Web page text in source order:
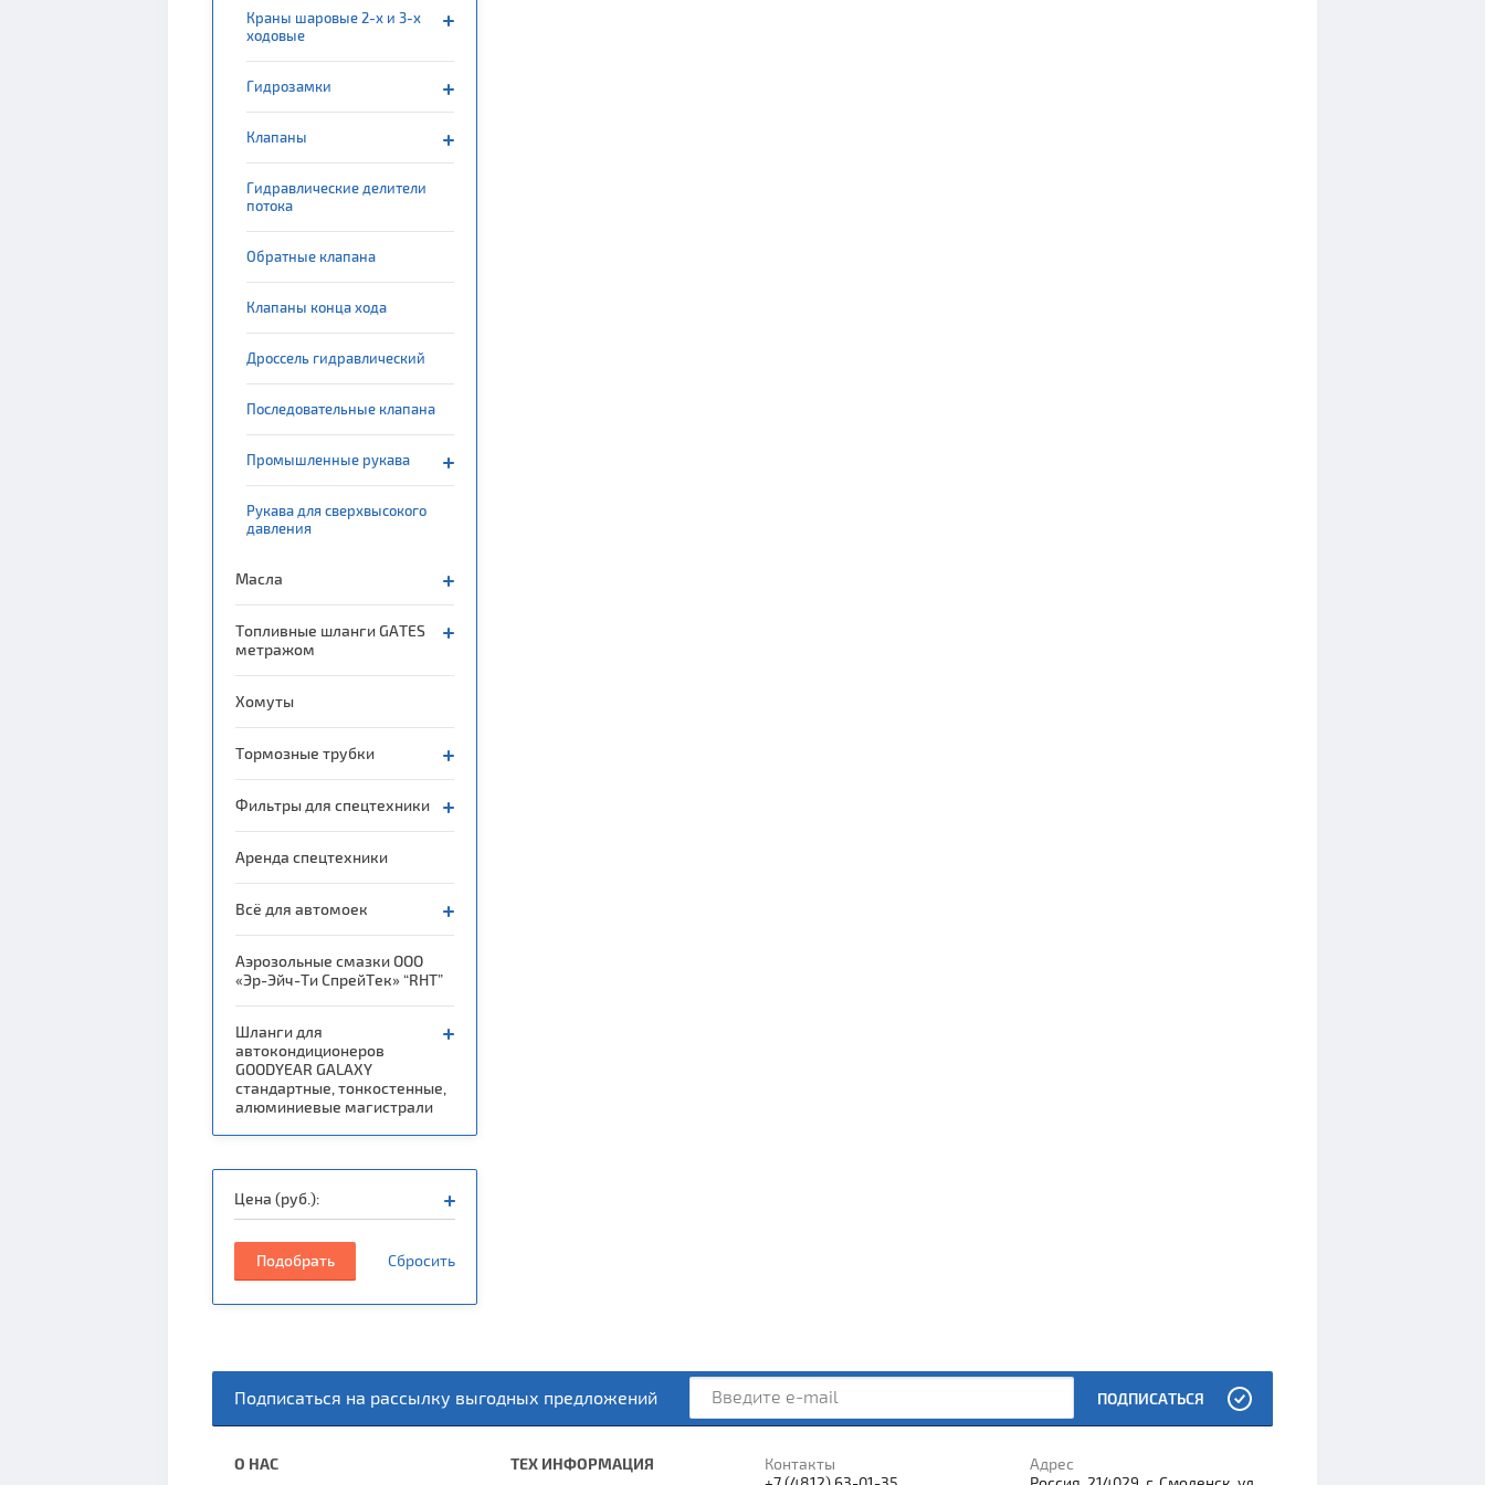
Краны шаровые 2-х и 3-х
ходовые
Гидрозамки
Клапаны
Гидравлические делители
потока
Обратные клапана
Клапаны конца хода
Дроссель гидравлический
Последовательные клапана
Промышленные рукава
Рукава для сверхвысокого
давления
Масла
Топливные шланги GATES
метражом
Хомуты
Тормозные трубки
Фильтры для спецтехники
Аренда спецтехники
Всё для автомоек
Аэрозольные смазки ООО
«Эр-Эйч-Ти СпрейТек» “RHT”
Шланги для
автокондиционеров
GOODYEAR GALAXY
стандартные, тонкостенные,
алюминиевые магистрали
Цена (руб.):
Подобрать Сбросить
Подписаться на рассылку выгодных предложений ПОДПИСАТЬСЯ
О НАС ТЕХ ИНФОРМАЦИЯ
Контакты
Адрес